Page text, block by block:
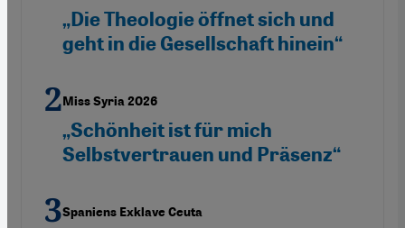
„Die Theologie öffnet sich und
geht in die Gesellschaft hinein“
Miss Syria 2026
„Schönheit ist für mich
Selbstvertrauen und Präsenz“
Spaniens Exklave Ceuta